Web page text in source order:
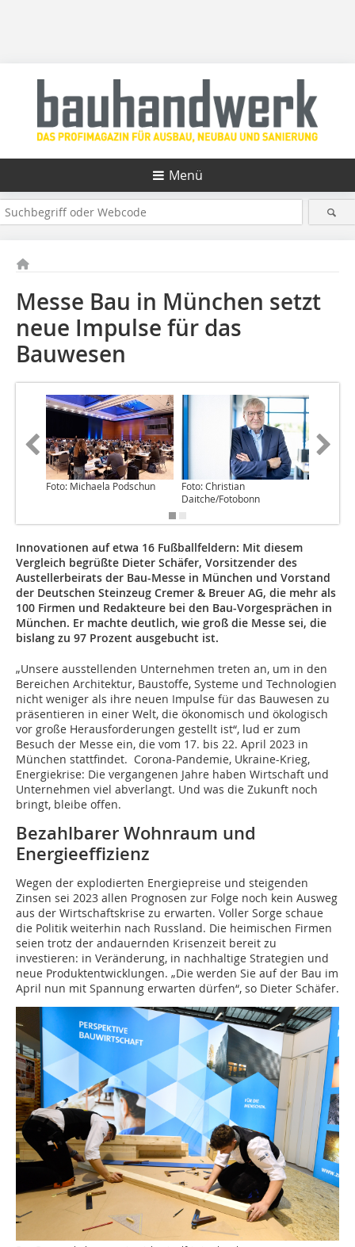
Menü
Messe Bau in München setzt
neue Impulse für das
Bauwesen
Foto: Michaela Podschun
Foto: Christian
Daitche/Fotobonn
Innovationen auf etwa 16 Fußballfeldern: Mit diesem
Vergleich begrüßte Dieter Schäfer, Vorsitzender des
Austellerbeirats der Bau-Messe in München und Vorstand
der Deutschen Steinzeug Cremer & Breuer AG, die mehr als
100 Firmen und Redakteure bei den Bau-Vorgesprächen in
München. Er machte deutlich, wie groß die Messe sei, die
bislang zu 97 Prozent ausgebucht ist.
„Unsere ausstellenden Unternehmen treten an, um in den
Bereichen Architektur, Baustoffe, Systeme und Technologien
nicht weniger als ihre neuen Impulse für das Bauwesen zu
präsentieren in einer Welt, die ökonomisch und ökologisch
vor große Herausforderungen gestellt ist“, lud er zum
Besuch der Messe ein, die vom 17. bis 22. April 2023 in
München stattfindet. Corona-Pandemie, Ukraine-Krieg,
Energiekrise: Die vergangenen Jahre haben Wirtschaft und
Unternehmen viel abverlangt. Und was die Zukunft noch
bringt, bleibe offen.
Bezahlbarer Wohnraum und
Energieeffizienz
Wegen der explodierten Energiepreise und steigenden
Zinsen sei 2023 allen Prognosen zur Folge noch kein Ausweg
aus der Wirtschaftskrise zu erwarten. Voller Sorge schaue
die Politik weiterhin nach Russland. Die heimischen Firmen
seien trotz der andauernden Krisenzeit bereit zu
investieren: in Veränderung, in nachhaltige Strategien und
neue Produktentwicklungen. „Die werden Sie auf der Bau im
April nun mit Spannung erwarten dürfen“, so Dieter Schäfer.